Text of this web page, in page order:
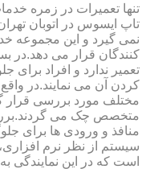
تنها تعمیرات در زمره
تاپ ایسوس در اتوبان
نمی گیرد و این مجموعه
کنندگان قرار می دهد.در
تعمیر ندارد و افراد برای
کردن آن می نمایند.در
مختلف مورد بررسی قرار
متخصص چک می
منافذ و ورودی ها برای
سیستم از نظر نرم
است که در این